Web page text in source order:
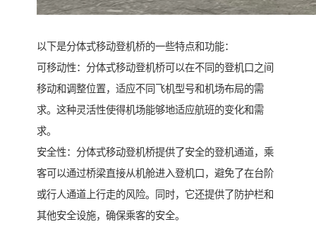
以下是分体式移动登机桥的一些特点和功能：
可移动性：分体式移动登机桥可以在不同的登机口之间
移动和调整位置，适应不同飞机型号和机场布局的需
求。这种灵活性使得机场能够地适应航班的变化和需
求。
安全性：分体式移动登机桥提供了安全的登机通道，乘
客可以通过桥梁直接从机舱进入登机口，避免了在台阶
或行人通道上行走的风险。同时，它还提供了防护栏和
其他安全设施，确保乘客的安全。